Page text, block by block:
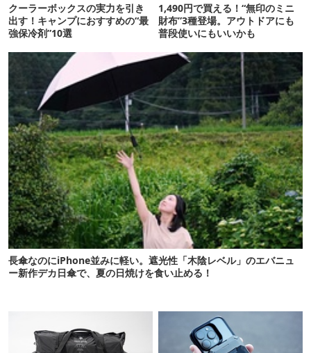
クーラーボックスの実力を引き
出す！キャンプにおすすめの“最
強保冷剤”10選
1,490円で買える！“無印のミニ
財布”3種登場。アウトドアにも
普段使いにもいいかも
長傘なのにiPhone並みに軽い。遮光性「木陰レベル」のエバニュ
ー新作デカ日傘で、夏の日焼けを食い止める！